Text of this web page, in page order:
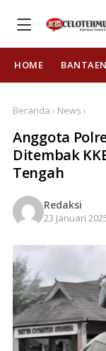
HOME
Beranda › News ›
Anggota
Ditembak
Tengah
Redaksi
23 Januari